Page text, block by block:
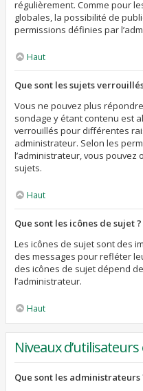
régulièrement. Comme pour
globales, la possibilité de
permissions définies par
Haut
Que sont les sujets
Vous ne pouvez plus
sondage y étant contenu est
verrouillés pour différentes
administrateur. Selon les
l’administrateur, vous
sujets.
Haut
Que sont les icônes de sujet ?
Les icônes de sujet sont des
des messages pour refléter
des icônes de sujet dépend
l’administrateur.
Haut
Niveaux
Que sont les administrateurs